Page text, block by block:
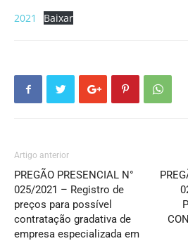
2021
Baixar
Artigo anterior
PREGÃO PRESENCIAL N°
025/2021 – Registro de
preços para possível
contratação gradativa de
empresa especializada em